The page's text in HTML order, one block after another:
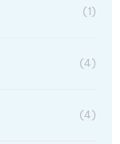
(1)
(4)
(4)